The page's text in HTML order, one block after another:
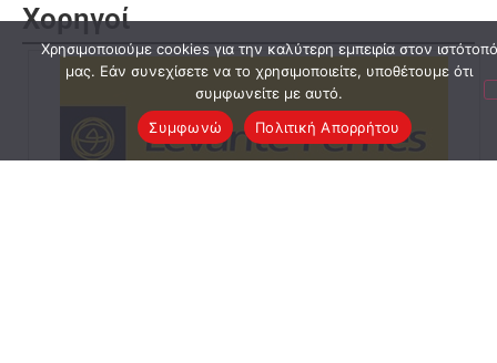
Χορηγοί
Χρησιμοποιούμε cookies για την καλύτερη εμπειρία στον ιστότοπό
μας. Εάν συνεχίσετε να το χρησιμοποιείτε, υποθέτουμε ότι
συμφωνείτε με αυτό.
Συμφωνώ
Πολιτική Απορρήτου